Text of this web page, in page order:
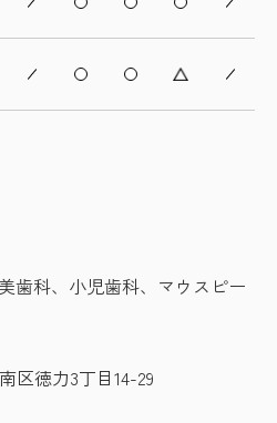
歯科、小児歯科、マウスピー
区徳力3丁目14-29